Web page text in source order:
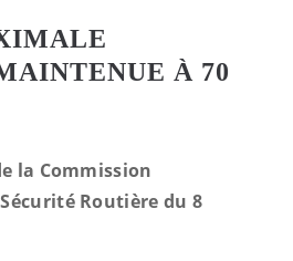
À 70
la Commission
Routière du 8